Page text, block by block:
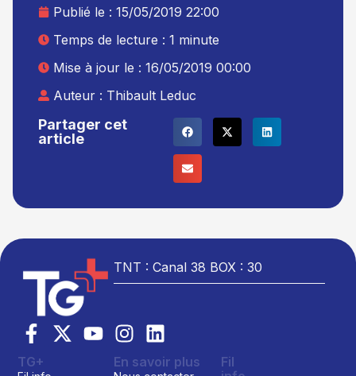
Partager cet
article
Publié le : 15/05/2019 22:00
Temps de lecture : 1 minute
Mise à jour le : 16/05/2019 00:00
Auteur : Thibault Leduc
TNT : Canal 38 BOX : 30
TG+ En savoir plus
Fil